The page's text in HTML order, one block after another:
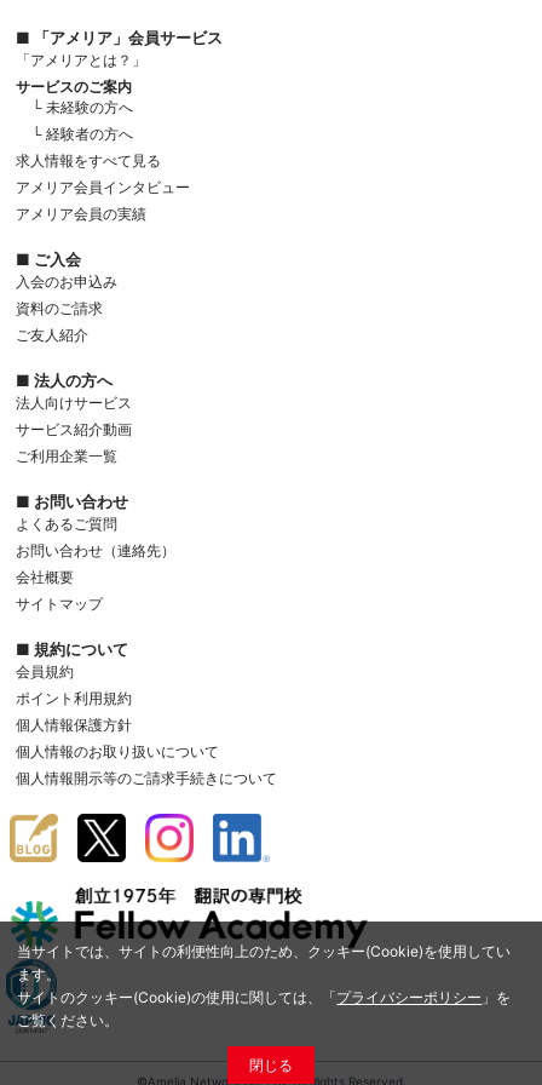
当サイトでは、サイトの利便性向上のため、クッキー(Cookie)を使用してい
ます。
サイトのクッキー(Cookie)の使用に関しては、「プライバシーポリシー 」を
ご覧ください。
閉じる
■ 「アメリア」会員サービス
「アメリアとは？」
サービスのご案内
└ 未経験の方へ
└ 経験者の方へ
求人情報をすべて見る
アメリア会員インタビュー
アメリア会員の実績
■ ご入会
入会のお申込み
資料のご請求
ご友人紹介
■ 法人の方へ
法人向けサービス
サービス紹介動画
ご利用企業一覧
■ お問い合わせ
よくあるご質問
お問い合わせ（連絡先）
会社概要
サイトマップ
■ 規約について
会員規約
ポイント利用規約
個人情報保護方針
個人情報のお取り扱いについて
個人情報開示等のご請求手続きについて
©Amelia Network Co.,Ltd. All Rights Reserved.